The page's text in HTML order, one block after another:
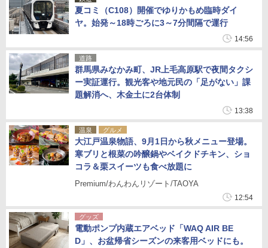
夏コミ（C108）開催でゆりかもめ臨時ダイ
ヤ。始発～18時ごろに3～7分間隔で運行
14:56
道路
群馬県みなかみ町、JR上毛高原駅で夜間タクシ
ー実証運行。観光客や地元民の「足がない」課
題解消へ、木金土に2台体制
13:38
温泉 グルメ
大江戸温泉物語、9月1日から秋メニュー登場。
寒ブリと根菜の吟醸鍋やベイクドチキン、ショ
コラ＆栗スイーツも食べ放題に
Premium/わんわんリゾート/TAOYA
12:54
グッズ
電動ポンプ内蔵エアベッド「WAQ AIR BE
D」、お盆帰省シーズンの来客用ベッドにも。